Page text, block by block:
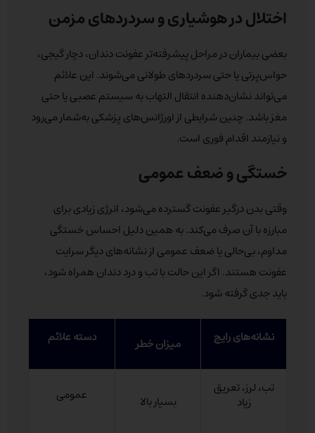
اختلال در هوشیاری و سردردهای مزمن
بعضی بیماران در مراحل پیشرفته‌تر عفونت دندان، دچار گیجی،
حواس‌پرتی یا حتی سردردهای طولانی می‌شوند. این علائم
می‌تواند نشان‌دهنده انتقال التهاب به سیستم عصبی یا حتی
مغز باشد. چنین شرایطی از اورژانس‌های پزشکی به‌شمار می‌رود
و نیازمند اقدام فوری است.
خستگی و ضعف عمومی
وقتی بدن درگیر عفونت گسترده می‌شود، انرژی زیادی برای
مبارزه با آن صرف می‌کند. به همین دلیل احساس خستگی
مداوم، بی‌حالی یا ضعف عمومی از نشانه‌های دیگر سرایت
عفونت هستند. اگر این حالت با تب و درد دندان همراه شود،
باید جدی گرفته شود.
نشانه‌های رایج میزان خطر دسته علائم
تب، لرز، تعریق
زیاد بسیار بالا عمومی